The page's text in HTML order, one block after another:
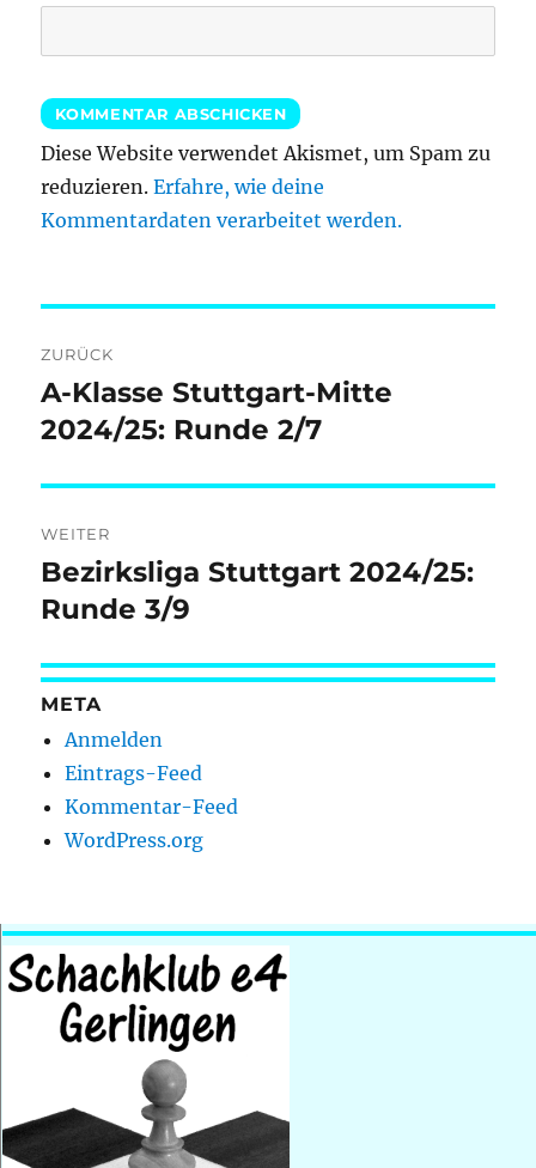
Diese Website verwendet Akismet, um Spam zu
reduzieren.Erfahre, wie deine
Kommentardaten verarbeitet werden.
ZURÜCK
Vorheriger
Beitrag:
A-Klasse Stuttgart-Mitte
2024/25: Runde 2/7
WEITER
Nächster
Beitrag:
Bezirksliga Stuttgart 2024/25:
Runde 3/9
META
Anmelden
Eintrags-Feed
Kommentar-Feed
WordPress.org